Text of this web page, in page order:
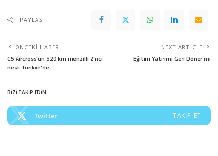
PAYLAŞ
ÖNCEKI HABER
C5 Aircross’un 520 km menzilli 2’nci
nesli Türikye’de
NEXT ARTICLE
Eğitim Yatırımı Geri Döner mi
BİZİ TAKİP EDİN
Twitter TAKIP ET